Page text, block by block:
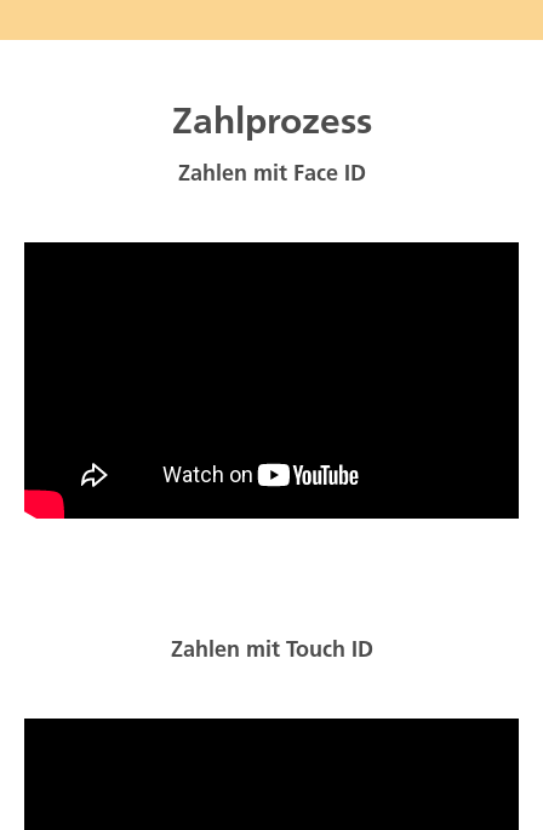
Zahlprozess
Zahlen mit Face ID
Zahlen mit Touch ID